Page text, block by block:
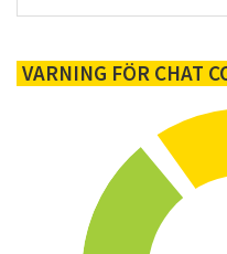
VARNING FÖR CHAT